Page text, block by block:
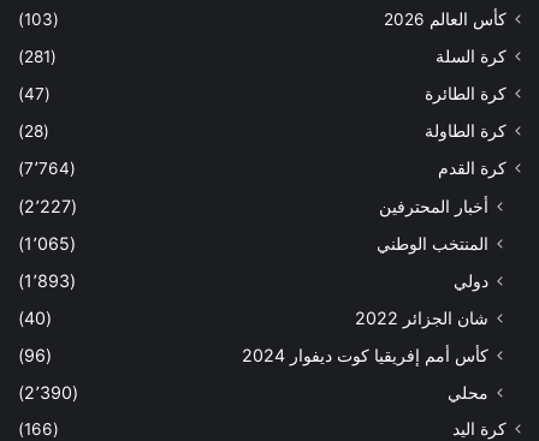
كأس العالم 2026
(103)
كرة السلة
(281)
كرة الطائرة
(47)
كرة الطاولة
(28)
كرة القدم
(7٬764)
أخبار المحترفين
(2٬227)
المنتخب الوطني
(1٬065)
دولي
(1٬893)
شان الجزائر 2022
(40)
كأس أمم إفريقيا كوت ديفوار 2024
(96)
محلي
(2٬390)
كرة اليد
(166)